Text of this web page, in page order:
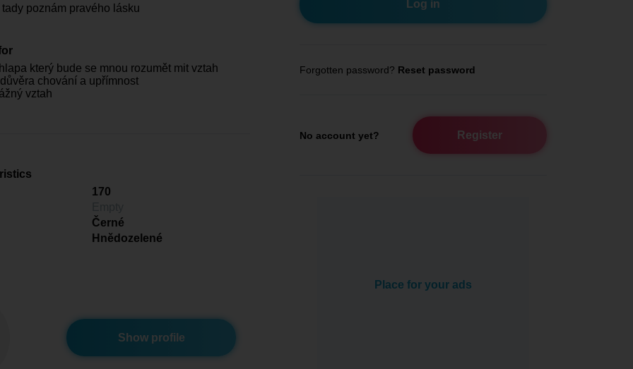
poznám pravého lásku
který bude se mnou rozumět mit vztah
chování a upřímnost
vztah
170
Černé
Hnědozelené
Show profile
Forgotten password? Reset password
No account yet? Register
Place for your ads